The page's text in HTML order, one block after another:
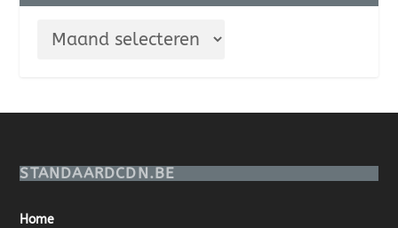
STANDAARDCDN.BE
Home